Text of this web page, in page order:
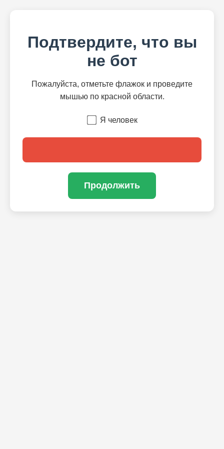
Подтвердите, что вы
не бот
Пожалуйста, отметьте флажок и проведите
мышью по красной области.
Я человек
Продолжить